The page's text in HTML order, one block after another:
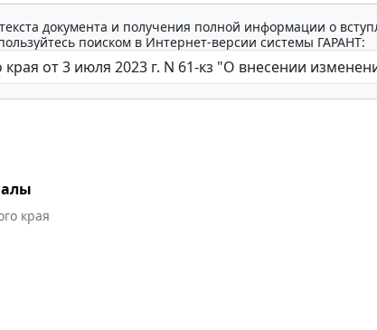
документа и получения полной информации о
поиском в Интернет-версии системы ГАРАНТ:
края